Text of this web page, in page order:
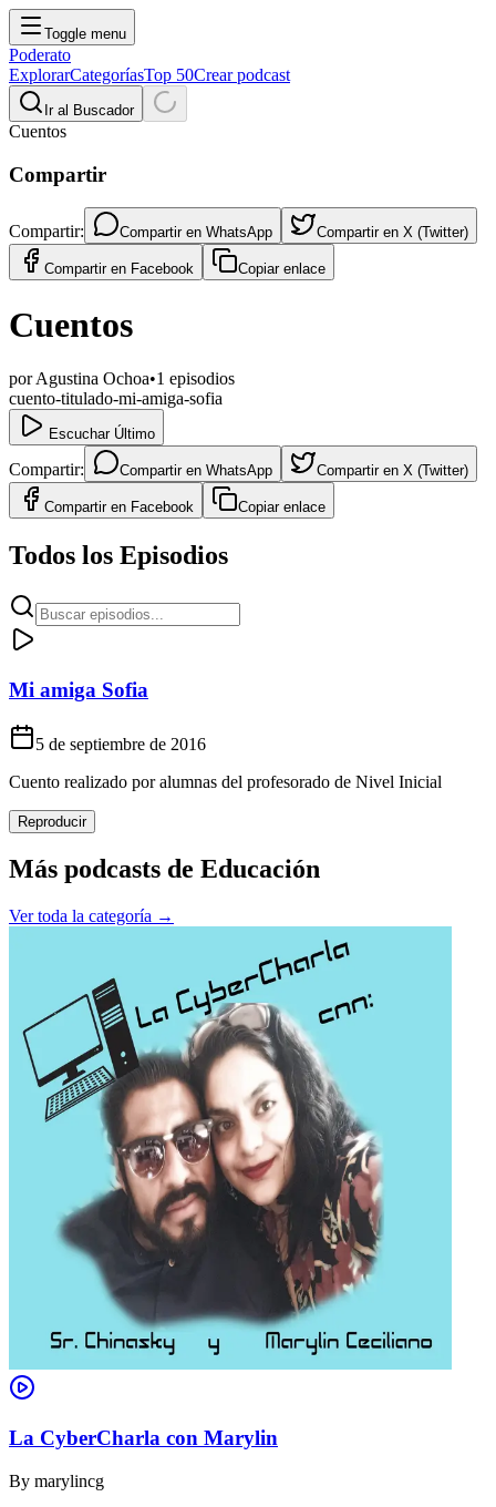
Toggle menu
Poderato
ExplorarCategoríasTop 50Crear podcast
Ir al Buscador
Cuentos
Compartir
Compartir: Compartir en WhatsApp Compartir en X (Twitter)
Compartir en Facebook Copiar enlace
Cuentos
porAgustina Ochoa•1 episodios
cuento-titulado-mi-amiga-sofia
Escuchar Último
Compartir: Compartir en WhatsApp Compartir en X (Twitter)
Compartir en Facebook Copiar enlace
Todos los Episodios
Mi amiga Sofia
5 de septiembre de 2016
Cuento realizado por alumnas del profesorado de Nivel Inicial
Reproducir
Más podcasts de Educación
Ver toda la categoría →
La CyberCharla con Marylin
By marylincg